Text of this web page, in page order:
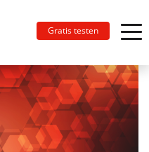
Gratis testen